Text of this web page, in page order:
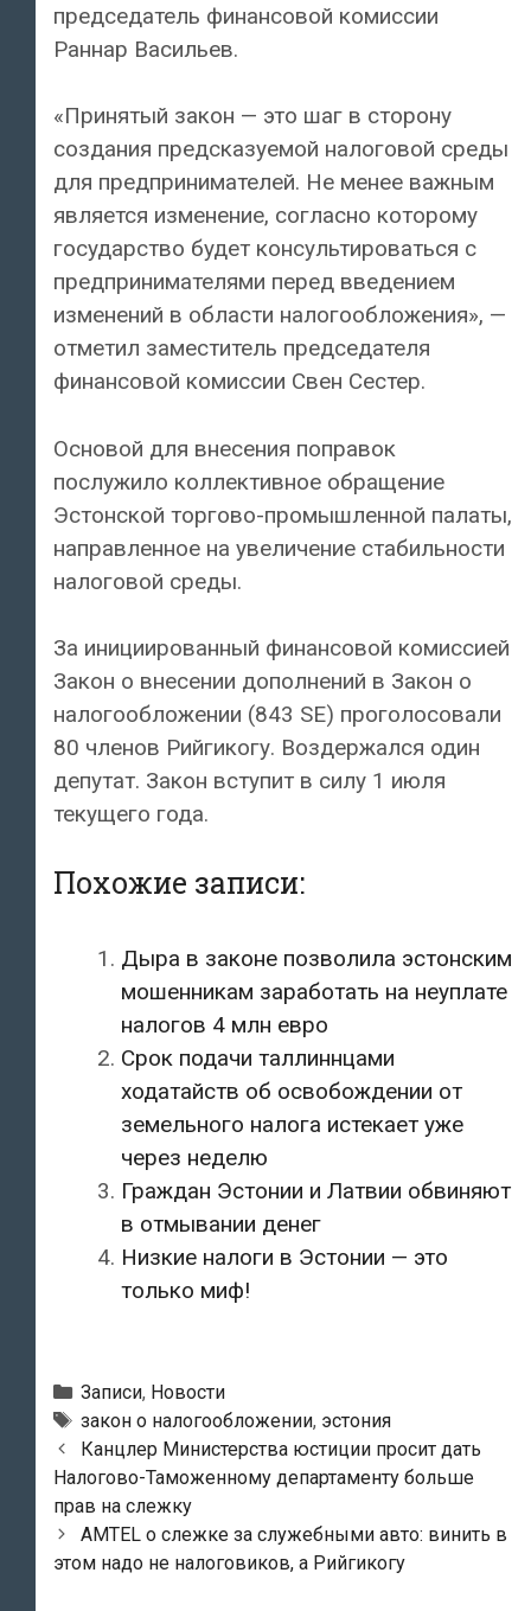
председатель финансовой комиссии
Раннар Васильев.
«Принятый закон — это шаг в сторону
создания предсказуемой налоговой среды
для предпринимателей. Не менее важным
является изменение, согласно которому
государство будет консультироваться с
предпринимателями перед введением
изменений в области налогообложения», —
отметил заместитель председателя
финансовой комиссии Свен Сестер.
Основой для внесения поправок
послужило коллективное обращение
Эстонской торгово-промышленной палаты,
направленное на увеличение стабильности
налоговой среды.
За инициированный финансовой комиссией
Закон о внесении дополнений в Закон о
налогообложении (843 SE) проголосовали
80 членов Рийгикогу. Воздержался один
депутат. Закон вступит в силу 1 июля
текущего года.
Похожие записи:
Дыра в законе позволила эстонским
мошенникам заработать на неуплате
налогов 4 млн евро
Срок подачи таллиннцами
ходатайств об освобождении от
земельного налога истекает уже
через неделю
Граждан Эстонии и Латвии обвиняют
в отмывании денег
Низкие налоги в Эстонии — это
только миф!
Рубрики
Записи, Новости
Метки
закон о налогообложении, эстония
Навигация
по
записям
Канцлер Министерства юстиции просит дать
Налогово-Таможенному департаменту больше
прав на слежку
AMTEL о слежке за служебными авто: винить в
этом надо не налоговиков, а Рийгикогу